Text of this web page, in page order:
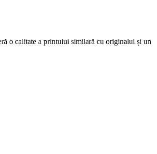
o calitate a printului similară cu originalul și un